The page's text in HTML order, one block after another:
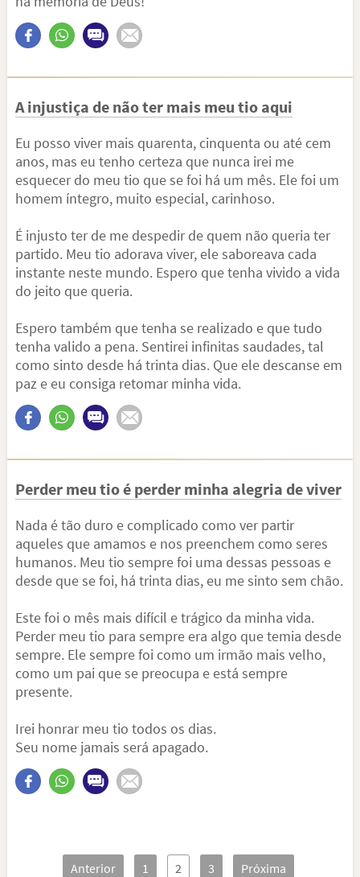
A injustiça de não ter mais meu tio aqui
Eu posso viver mais quarenta, cinquenta ou até cem
anos, mas eu tenho certeza que nunca irei me
esquecer do meu tio que se foi há um mês. Ele foi um
homem íntegro, muito especial, carinhoso.
É injusto ter de me despedir de quem não queria ter
partido. Meu tio adorava viver, ele saboreava cada
instante neste mundo. Espero que tenha vivido a vida
do jeito que queria.
Espero também que tenha se realizado e que tudo
tenha valido a pena. Sentirei infinitas saudades, tal
como sinto desde há trinta dias. Que ele descanse em
paz e eu consiga retomar minha vida.
Perder meu tio é perder minha alegria de viver
Nada é tão duro e complicado como ver partir
aqueles que amamos e nos preenchem como seres
humanos. Meu tio sempre foi uma dessas pessoas e
desde que se foi, há trinta dias, eu me sinto sem chão.
Este foi o mês mais difícil e trágico da minha vida.
Perder meu tio para sempre era algo que temia desde
sempre. Ele sempre foi como um irmão mais velho,
como um pai que se preocupa e está sempre
presente.
Irei honrar meu tio todos os dias.
Seu nome jamais será apagado.
Anterior 1 2 3 Próxima